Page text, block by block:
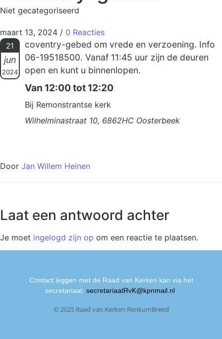
Niet gecategoriseerd
maart 13, 2024 / 0 Reacties
21
jun
2024
coventry-gebed om vrede en verzoening. Info
06-19518500. Vanaf 11:45 uur zijn de deuren
open en kunt u binnenlopen.
Van 12:00 tot 12:20
Bij Remonstrantse kerk
Wilhelminastraat 10, 6862HC Oosterbeek
Door Jan Willem Heinen
Laat een antwoord achter
Je moet ingelogd zijn op om een reactie te plaatsen.
Contact leggen met de Raad van Kerken kan via het
secretariaat: secretariaatRvK@kpnmail.nl.
© 2025 Raad van Kerken RenkumBreed